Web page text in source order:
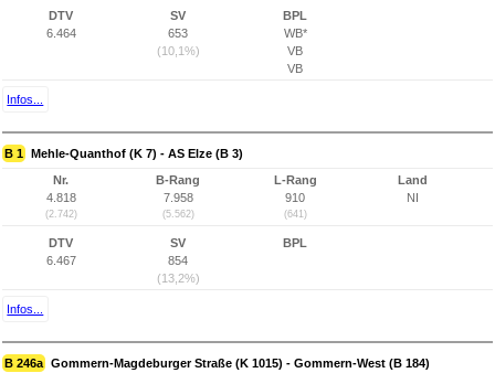
DTV
6.464
SV
653
(10,1%)
BPL
WB*
VB
VB
Infos...
B 1 Mehle-Quanthof (K 7) - AS Elze (B 3)
Nr.
4.818
(2.742)
B-Rang
7.958
(5.562)
L-Rang
910
(641)
Land
NI
DTV
6.467
SV
854
(13,2%)
BPL
Infos...
B 246a Gommern-Magdeburger Straße (K 1015) - Gommern-West (B 184)